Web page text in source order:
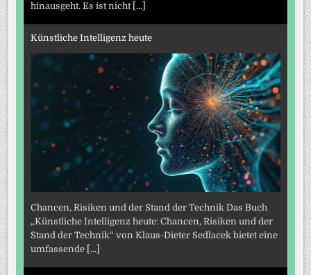
hinausgeht. Es ist nicht [...]
Künstliche Intelligenz heute
Chancen, Risiken und der Stand der Technik Das Buch
„Künstliche Intelligenz heute: Chancen, Risiken und der
Stand der Technik“ von Klaus-Dieter Sedlacek bietet eine
umfassende [...]